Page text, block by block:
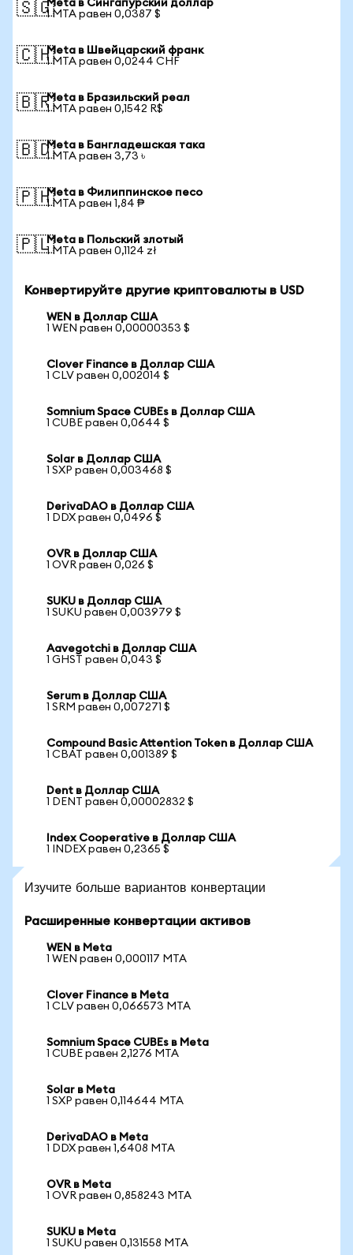
🇸🇬Meta в Сингапурский доллар
1 MTA равен 0,0387 $
🇨🇭Meta в Швейцарский франк
1 MTA равен 0,0244 CHF
🇧🇷Meta в Бразильский реал
1 MTA равен 0,1542 R$
🇧🇩Meta в Бангладешская така
1 MTA равен 3,73 ৳
🇵🇭Meta в Филиппинское песо
1 MTA равен 1,84 ₱
🇵🇱Meta в Польский злотый
1 MTA равен 0,1124 zł
Конвертируйте другие криптовалюты в USD
WEN в Доллар США
1 WEN равен 0,00000353 $
Clover Finance в Доллар США
1 CLV равен 0,002014 $
Somnium Space CUBEs в Доллар США
1 CUBE равен 0,0644 $
Solar в Доллар США
1 SXP равен 0,003468 $
DerivaDAO в Доллар США
1 DDX равен 0,0496 $
OVR в Доллар США
1 OVR равен 0,026 $
SUKU в Доллар США
1 SUKU равен 0,003979 $
Aavegotchi в Доллар США
1 GHST равен 0,043 $
Serum в Доллар США
1 SRM равен 0,007271 $
Compound Basic Attention Token в Доллар США
1 CBAT равен 0,001389 $
Dent в Доллар США
1 DENT равен 0,00002832 $
Index Cooperative в Доллар США
1 INDEX равен 0,2365 $
Изучите больше вариантов конвертации
Расширенные конвертации активов
WEN в Meta
1 WEN равен 0,000117 MTA
Clover Finance в Meta
1 CLV равен 0,066573 MTA
Somnium Space CUBEs в Meta
1 CUBE равен 2,1276 MTA
Solar в Meta
1 SXP равен 0,114644 MTA
DerivaDAO в Meta
1 DDX равен 1,6408 MTA
OVR в Meta
1 OVR равен 0,858243 MTA
SUKU в Meta
1 SUKU равен 0,131558 MTA